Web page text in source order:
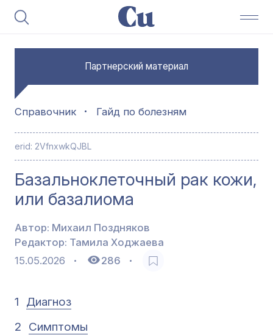
Партнерский материал
Справочник Гайд по болезням
Базальноклеточный рак кожи,
или базалиома
erid: 2VfnxwkQJBL
Автор: Михаил Поздняков
Редактор: Тамила Ходжаева
15.05.2026
286
1
Диагноз
2
Симптомы